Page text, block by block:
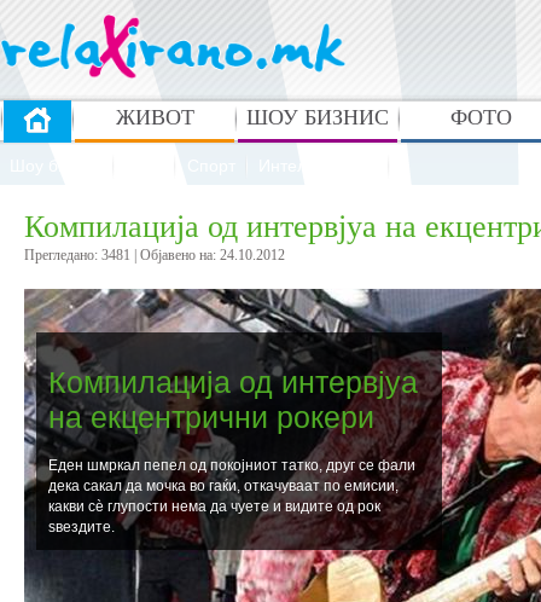
ЖИВОТ ШОУ БИЗНИС ФОТО
Компилација од интервјуа на
Прегледано: 3481 | Oбјавено на: 24.10.2012
Компилација од интервјуа
на екцентрични рокери
Еден шмркал пепел од покојниот татко, друг се фали
дека сакал да мочка во гаќи, откачуваат по емисии,
какви сѐ глупости нема да чуете и видите од рок
ѕвездите.